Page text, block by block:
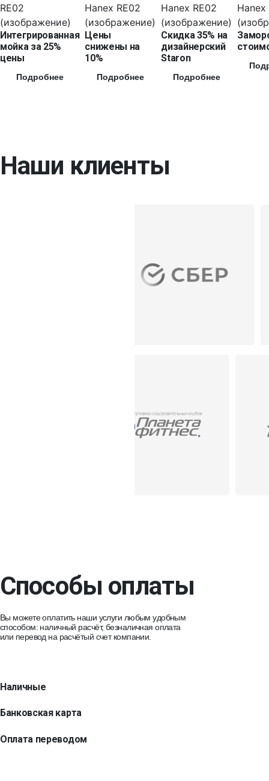
Интегрированная
мойка за 25%
цены
Подробнее
Цены
снижены на
10%
Подробнее
Скидка 35% на
дизайнерский
Staron
Подробнее
Наши клиенты
Способы оплаты
Вы можете оплатить наши услуги любым удобным
способом: наличный расчёт, безналичная оплата
или перевод на расчётый счет компании.
Наличные
Банковская карта
Оплата переводом